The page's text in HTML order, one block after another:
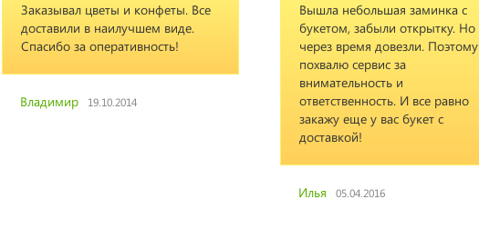
Заказывал цветы и конфеты. Все
доставили в наилучшем виде.
Спасибо за оперативность!
Владимир 19.10.2014
Вышла небольшая заминка с
букетом, забыли открытку. Но
через время довезли. Поэтому
похвалю сервис за
внимательность и
ответственность. И все равно
закажу еще у вас букет с
доставкой!
Илья 05.04.2016